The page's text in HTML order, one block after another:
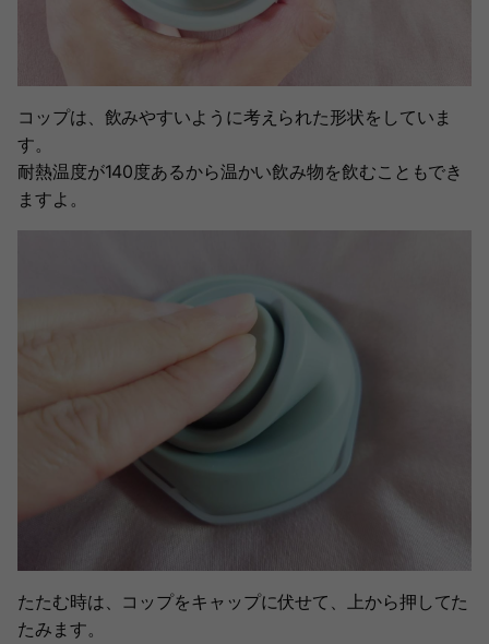
コップは、飲みやすいように考えられた形状をしていま
す。
耐熱温度が140度あるから温かい飲み物を飲むこともでき
ますよ。
たたむ時は、コップをキャップに伏せて、上から押してた
たみます。